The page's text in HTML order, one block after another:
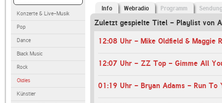
Konzerte & Live-Musik
Pop
Dance
Black Music
Rock
Oldies
Künstler
Info Webradio Programm
Zuletzt gespielte Titel - Playlist von
12:08 Uhr - Mike Oldfield & Maggie
12:07 Uhr - ZZ Top - Gimme All
01:19 Uhr - Bryan Adams - Run To